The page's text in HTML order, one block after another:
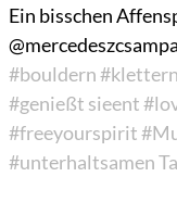
Ein bisschen
@mercedeszcsamp
#bouldern#klettern
#genießt sieent
#freeyourspirit
#unterhaltsamen